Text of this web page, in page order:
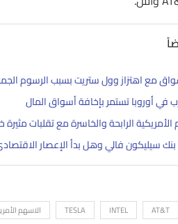
مع اهتزاز وول ستريت بسبب الرسوم
في أوروبا تستمر بإخافة أسواق المال
الرابحة والخاسرة مع تقلبات مثيرة خلال
سيليكون فالي وهل بدأ الإعصار
AT&T
INTEL
TESLA الاسهم